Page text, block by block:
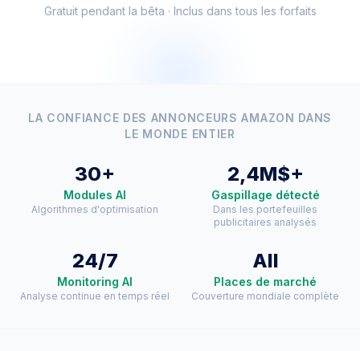
Gratuit pendant la bêta · Inclus dans tous les forfaits
LA CONFIANCE DES ANNONCEURS AMAZON DANS
LE MONDE ENTIER
30+
Modules AI
Algorithmes d'optimisation
2,4M$+
Gaspillage détecté
Dans les portefeuilles
publicitaires analysés
24/7
Monitoring AI
Analyse continue en temps réel
All
Places de marché
Couverture mondiale complète